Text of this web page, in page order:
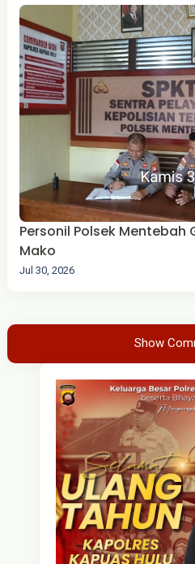
Personil Polsek Mentebah
Mako
Jul 30, 2026
Show